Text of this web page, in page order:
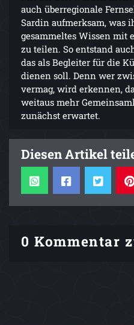
auch überregionale
Sardin aufmerksam, was
gesammeltes Wissen mit
zu teilen. So entstand
das als Begleiter für die
dienen soll. Denn wer
vermag, wird erkennen,
weitaus mehr
zunächst erwartet.
Diesen Artikel
0 Kommentar